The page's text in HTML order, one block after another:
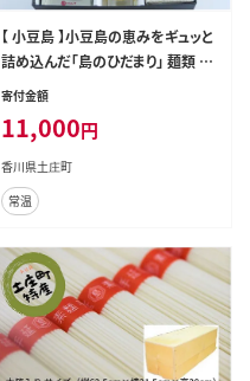
【 小豆島 】小豆島の恵みをギュッと
詰め込んだ「島のひだまり」 麺類 そう
めん 素麺
寄付金額
11,000円
香川県土庄町
常温